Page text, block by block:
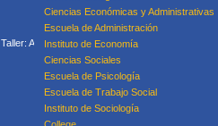
Ciencias Económicas y Administrativas
Escuela de Administración
Instituto de Economía
Ciencias Sociales
Escuela de Psicología
Escuela de Trabajo Social
Instituto de Sociología
Taller: Acompañamiento Para la Mejora
Taller: Prácticas clave
Curso: